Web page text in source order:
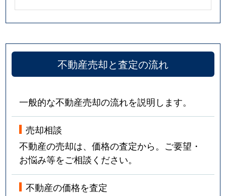
不動産売却と査定の流れ
一般的な不動産売却の流れを説明します。
売却相談
不動産の売却は、価格の査定から。ご要望・
お悩み等をご相談ください。
不動産の価格を査定